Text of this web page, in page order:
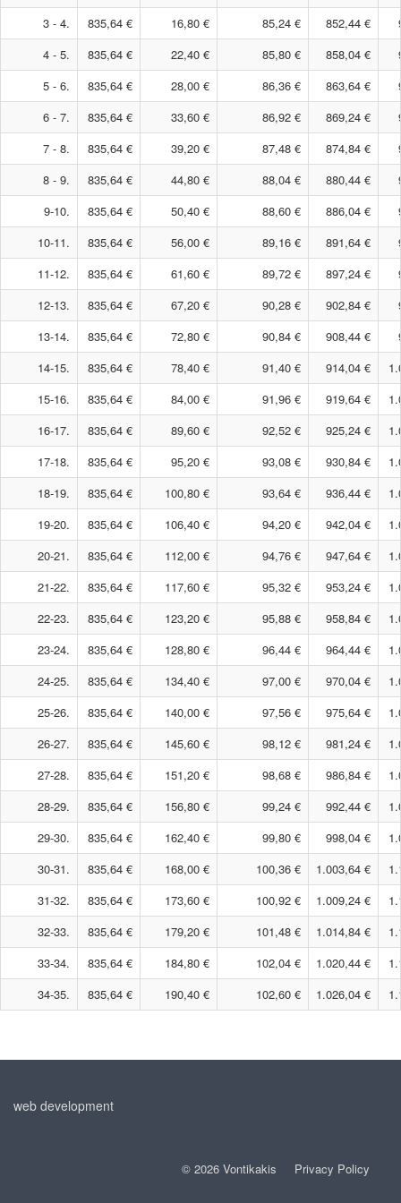
3 - 4.
835,64 € 16,80 € 85,24 € 852,44 €
4 - 5.
835,64 € 22,40 € 85,80 € 858,04 €
5 - 6.
835,64 € 28,00 € 86,36 € 863,64 €
6 - 7.
835,64 € 33,60 € 86,92 € 869,24 €
7 - 8.
835,64 € 39,20 € 87,48 € 874,84 €
8 - 9.
835,64 € 44,80 € 88,04 € 880,44 €
9-10.
835,64 € 50,40 € 88,60 € 886,04 €
10-11.
835,64 € 56,00 € 89,16 € 891,64 €
11-12.
835,64 € 61,60 € 89,72 € 897,24 €
12-13.
835,64 € 67,20 € 90,28 € 902,84 €
13-14.
835,64 € 72,80 € 90,84 € 908,44 €
14-15.
835,64 € 78,40 € 91,40 € 914,04 €
15-16.
835,64 € 84,00 € 91,96 € 919,64 €
16-17.
835,64 € 89,60 € 92,52 € 925,24 €
17-18.
835,64 € 95,20 € 93,08 € 930,84 €
18-19.
835,64 € 100,80 € 93,64 € 936,44 €
19-20.
835,64 € 106,40 € 94,20 € 942,04 €
20-21.
835,64 € 112,00 € 94,76 € 947,64 €
21-22.
835,64 € 117,60 € 95,32 € 953,24 €
22-23.
835,64 € 123,20 € 95,88 € 958,84 €
23-24.
835,64 € 128,80 € 96,44 € 964,44 €
24-25.
835,64 € 134,40 € 97,00 € 970,04 €
25-26.
835,64 € 140,00 € 97,56 € 975,64 €
26-27.
835,64 € 145,60 € 98,12 € 981,24 €
27-28.
835,64 € 151,20 € 98,68 € 986,84 €
28-29.
835,64 € 156,80 € 99,24 € 992,44 €
29-30.
835,64 € 162,40 € 99,80 € 998,04 €
30-31.
835,64 € 168,00 € 100,36 € 1.003,64 €
31-32.
835,64 € 173,60 € 100,92 € 1.009,24 €
32-33.
835,64 € 179,20 € 101,48 € 1.014,84 €
33-34.
835,64 € 184,80 € 102,04 € 1.020,44 €
34-35.
835,64 € 190,40 € 102,60 € 1.026,04 €
web development
Privacy Policy
© 2026 Vontikakis